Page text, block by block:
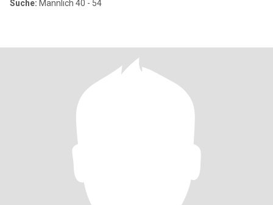
Suche: Männlich 40 - 54